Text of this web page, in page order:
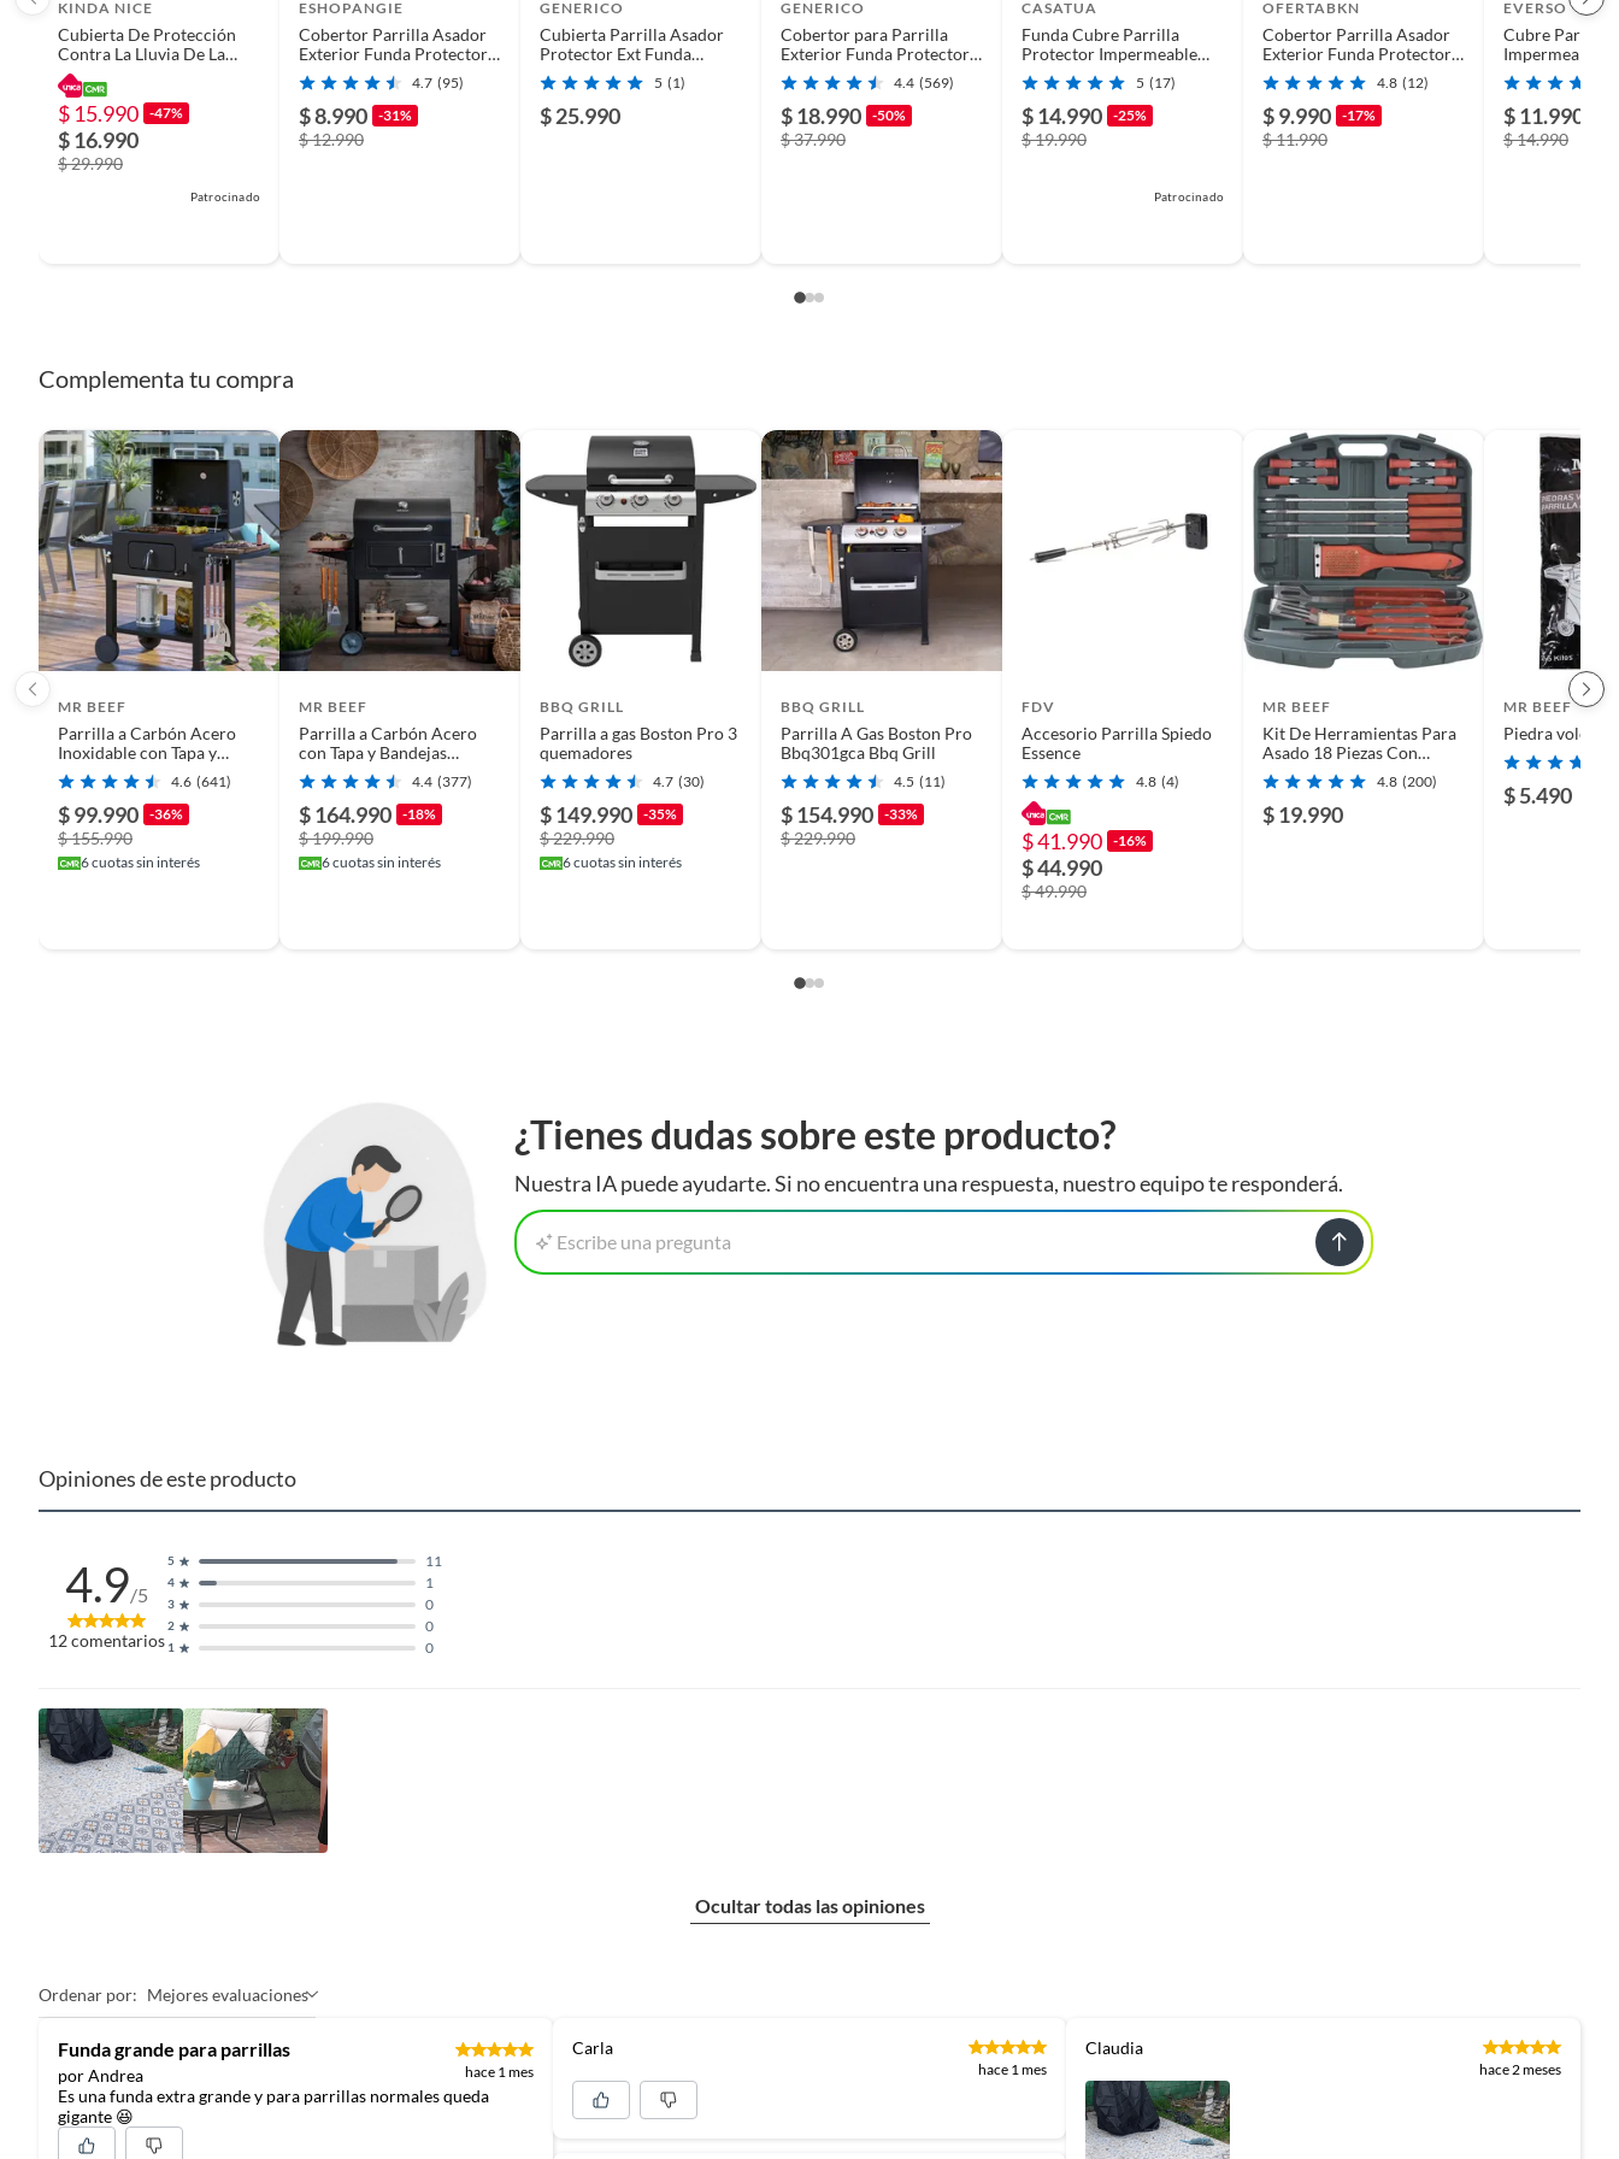
Peso del artículo: 356G
Lista de paquetes:
1 funda para barbacoa.
1 * bolsa de almacenamiento
Plegable Sí
Largo
KINDA NICE
Cubierta De Protección
Contra La Lluvia De La
Parrilla
$ 15.990 -47%
$ 16.990
$ 29.990
Patrocinado
ESHOPANGIE
Cobertor Parrilla Asador
Exterior Funda Protector
Barbacoa
4.7 (95)
$ 8.990 -31%
$ 12.990
GENERICO
Cubierta Parrilla Asador
Protector Ext Funda
Barbacoa
5 (1)
$ 25.990
GENERICO
Cobertor para Parrilla
Exterior Funda Protectora
Barbacoa
4.4 (569)
$ 18.990 -50%
$ 37.990
CASATUA
Funda Cubre Parrilla
Protector Impermeable
Para Exterior
5 (17)
$ 14.990 -25%
$ 19.990
Patrocinado
OFERTABKN
Cobertor Parrilla Asador
Exterior Funda Protector
Barbacoa
4.8 (12)
$ 9.990 -17%
$ 11.990
EVERSO
Cubre Parrilla
Impermeable
Resistencia
Protección
$ 11.990
$ 14.990
Complementa tu compra
MR BEEF
Parrilla a Carbón Acero
Inoxidable con Tapa y
Bandejas Laterales +
Termómetro
4.6 (641)
$ 99.990 -36%
$ 155.990
6cuotas sin interés
MR BEEF
Parrilla a Carbón Acero
con Tapa y Bandejas
Laterales + Termómetro
4.4 (377)
$ 164.990 -18%
$ 199.990
6cuotas sin interés
BBQ GRILL
Parrilla a gas Boston Pro 3
quemadores
4.7 (30)
$ 149.990 -35%
$ 229.990
6cuotas sin interés
BBQ GRILL
Parrilla A Gas Boston Pro
Bbq301gca Bbq Grill
4.5 (11)
$ 154.990 -33%
$ 229.990
FDV
Accesorio Parrilla Spiedo
Essence
4.8 (4)
$ 41.990 -16%
$ 44.990
$ 49.990
MR BEEF
Kit De Herramientas Para
Asado 18 Piezas Con
Maleta
4.8 (200)
$ 19.990
MR BEEF
Piedra
$ 5.490
¿Tienes dudas sobre este producto?
Nuestra IA puede ayudarte. Si no encuentra una respuesta, nuestro equipo te responderá.
Escribe una pregunta
Opiniones de este producto
4.9/5
12comentarios 1 0
2 0
3 0
4 1
5 11
Ocultar todas las opiniones
Ordenar por: Mejores evaluaciones
Funda grande para parrillas
por Andrea hace 1 mes
Es una funda extra grande y para parrillas normales queda
gigante 😆
Carla
hace 1 mes
Claudia
hace 2 meses